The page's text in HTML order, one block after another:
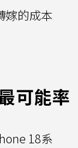
嫁的成本
可能率
18系